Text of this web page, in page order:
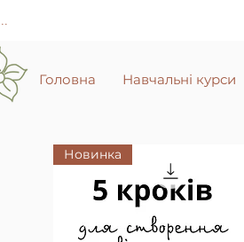
Головна Навчальні курси
Новинка